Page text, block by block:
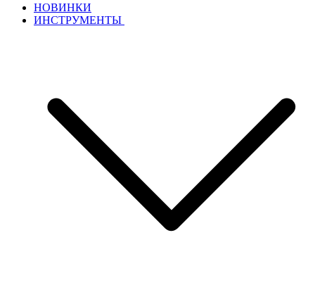
НОВИНКИ
ИНСТРУМЕНТЫ